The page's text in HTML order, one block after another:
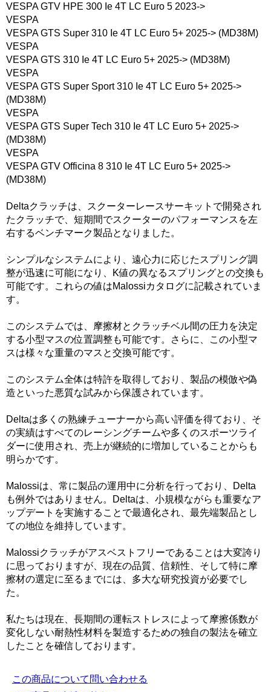
VESPA GTV HPE 300 Ie 4T LC Euro 5 2023->
VESPA
VESPA GTS Super 310 Ie 4T LC Euro 5+ 2025-> (MD38M)
VESPA
VESPA GTS 310 Ie 4T LC Euro 5+ 2025-> (MD38M)
VESPA
VESPA GTS Super Sport 310 Ie 4T LC Euro 5+ 2025->
(MD38M)
VESPA
VESPA GTS Super Tech 310 Ie 4T LC Euro 5+ 2025->
(MD38M)
VESPA
VESPA GTV Officina 8 310 Ie 4T LC Euro 5+ 2025->
(MD38M)
Deltaクラッチは、スクーターレースサーキットで開発され
たクラッチで、短期間でスクーターのパフォーマンスを左
右するベンチマーク製品となりました。
シンプルなシステムにより、遠心力に応じたスプリング調
整が迅速に可能になり、K値の異なるスプリングとの交換も
可能です。これらの値はMalossiカタログに記載されていま
す。
このシステムでは、摩擦材とクラッチベル間の圧力を決定
する小型マスの位置調整も可能です。さらに、この小型マ
スは様々な重量のマスと交換可能です。
このシステム全体は特許を取得しており、製品の模倣や偽
造といった悪質な試みから保護されています。
Deltaは多くの熟練チューナーから高い評価を得ており、そ
の実績はすべてのレーシングチームや多くのスポーツライ
ダーに使用され、売上が継続的に増加していることからも
明らかです。
Malossiは、常に製品の運用中に分析を行っており、Delta
も例外ではありません。Deltaは、小規模ながらも重要なア
ップデートを実施することで最適化され、最先端製品とし
ての地位を維持しています。
Malossiクラッチがアスベストフリーであることは大変誇り
に思っておりますが、現在の品質、信頼性、そして特に摩
擦材の選定に至るまでには、多大な研究投資が必要でし
た。
私たちは現在、長期間の運転ストレスによって摩擦係数が
変化しない耐熱性材料を製造するための独自の製法を確立
したことを確信しております。
この商品について問い合わせる